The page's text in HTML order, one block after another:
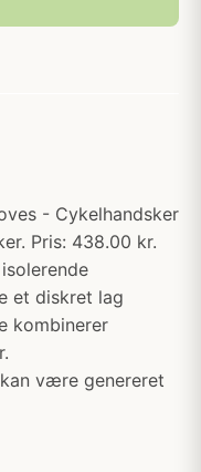
- Cykelhandsker
Pris: 438.00 kr.
et diskret lag
kombinerer
være genereret